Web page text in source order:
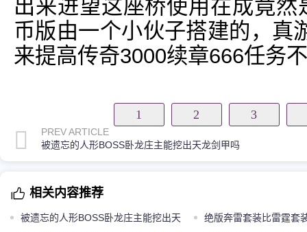
出来进望这座桥使用在成竟
币版由一个小伙子搭建的，真
来提高传奇3000续章666任务
1 2 3
PREV ARTICLE
被遗忘的人形BOSS卧龙庄主能挖出天龙剑甲吗
相关内容推荐
被遗忘的人形BOSS卧龙庄主能挖出天
绝版奔雷套装比雷霆套